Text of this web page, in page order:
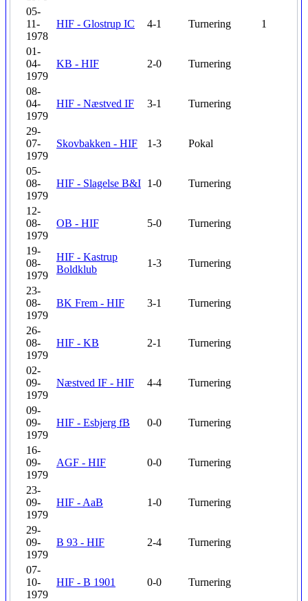
05-
11-
1978
HIF - Glostrup IC 4-1 Turnering 1
01-
04-
1979
KB - HIF 2-0 Turnering
08-
04-
1979
HIF - Næstved IF 3-1 Turnering
29-
07-
1979
Skovbakken - HIF 1-3 Pokal
05-
08-
1979
HIF - Slagelse B&I 1-0 Turnering
12-
08-
1979
OB - HIF 5-0 Turnering
19-
08-
1979
HIF - Kastrup
Boldklub
1-3 Turnering
23-
08-
1979
BK Frem - HIF 3-1 Turnering
26-
08-
1979
HIF - KB 2-1 Turnering
02-
09-
1979
Næstved IF - HIF 4-4 Turnering
09-
09-
1979
HIF - Esbjerg fB 0-0 Turnering
16-
09-
1979
AGF - HIF 0-0 Turnering
23-
09-
1979
HIF - AaB 1-0 Turnering
29-
09-
1979
B 93 - HIF 2-4 Turnering
07-
10-
1979
HIF - B 1901 0-0 Turnering